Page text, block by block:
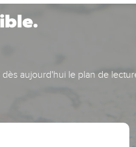
aujourd'hui le plan de